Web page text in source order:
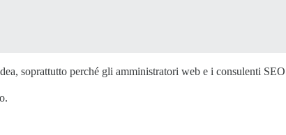
soprattutto perché gli amministratori web e i consulenti